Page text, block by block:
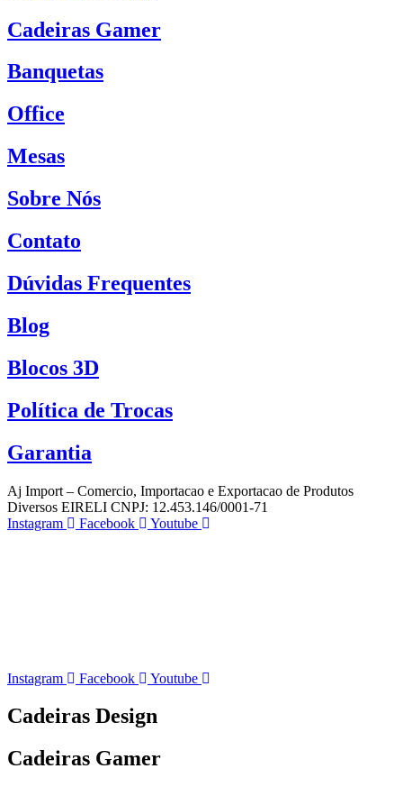
Cadeiras Gamer
Banquetas
Office
Mesas
Sobre Nós
Contato
Dúvidas Frequentes
Blog
Blocos 3D
Política de Trocas
Garantia
Aj Import – Comercio, Importacao e Exportacao de Produtos
Diversos EIRELI CNPJ: 12.453.146/0001-71
Instagram
Facebook Youtube
Instagram Facebook Youtube
Cadeiras Design
Cadeiras Gamer